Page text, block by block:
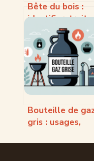
Bête du bois :
identifier,
et protéger
durablement
votre maison
Bouteille de
gris : usages,
futé